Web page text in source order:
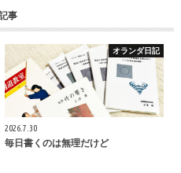
事
オランダ日記
2026.7.30
毎日書くのは無理だけど